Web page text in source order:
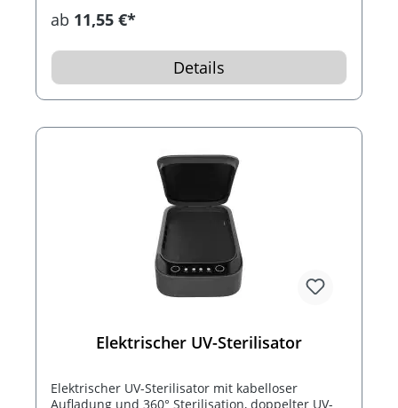
ab 11,55 €*
Details
Elektrischer UV-Sterilisator
Elektrischer UV-Sterilisator mit kabelloser
Aufladung und 360° Sterilisation, doppelter UV-